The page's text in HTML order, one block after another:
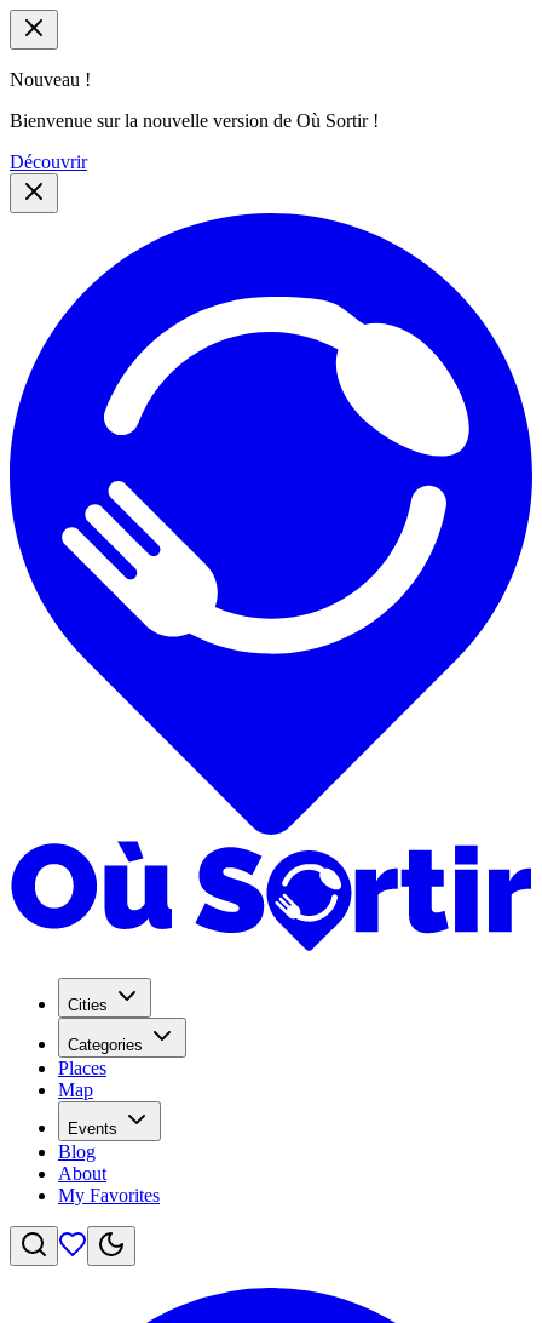
Nouveau !
Bienvenue sur la nouvelle version de Où Sortir !
Découvrir
Cities
Categories
Places
Map
Events
Blog
About
My Favorites